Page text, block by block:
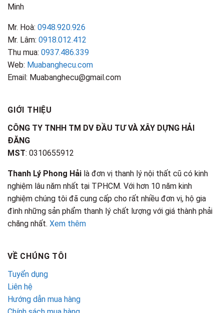
Minh
Mr. Hoà: 0948.920.926
Mr. Lâm: 0918.012.412
Thu mua: 0937.486.339
Web: Muabanghecu.com
Email: Muabanghecu@gmail.com
GIỚI THIỆU
CÔNG TY TNHH TM DV ĐẦU TƯ VÀ XÂY DỰNG HẢI
ĐĂNG
MST: 0310655912
Thanh Lý Phong Hải là đơn vị thanh lý nội thất cũ có kinh
nghiệm lâu năm nhất tại TPHCM. Với hơn 10 năm kinh
nghiệm chúng tôi đã cung cấp cho rất nhiều đơn vị, hộ gia
đình những sản phẩm thanh lý chất lượng với giá thành phải
chăng nhất. Xem thêm
VỀ CHÚNG TÔI
Tuyển dụng
Liên hệ
Hướng dẫn mua hàng